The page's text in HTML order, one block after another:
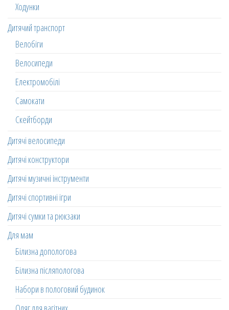
Ходунки
Дитячий транспорт
Велобіги
Велосипеди
Електромобілі
Самокати
Скейтборди
Дитячі велосипеди
Дитячі конструктори
Дитячі музичні інструменти
Дитячі спортивні ігри
Дитячі сумки та рюкзаки
Для мам
Білизна допологова
Білизна післяпологова
Набори в пологовий будинок